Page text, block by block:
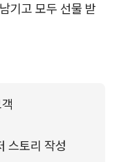
기고 모두 선물 받
스토리 작성